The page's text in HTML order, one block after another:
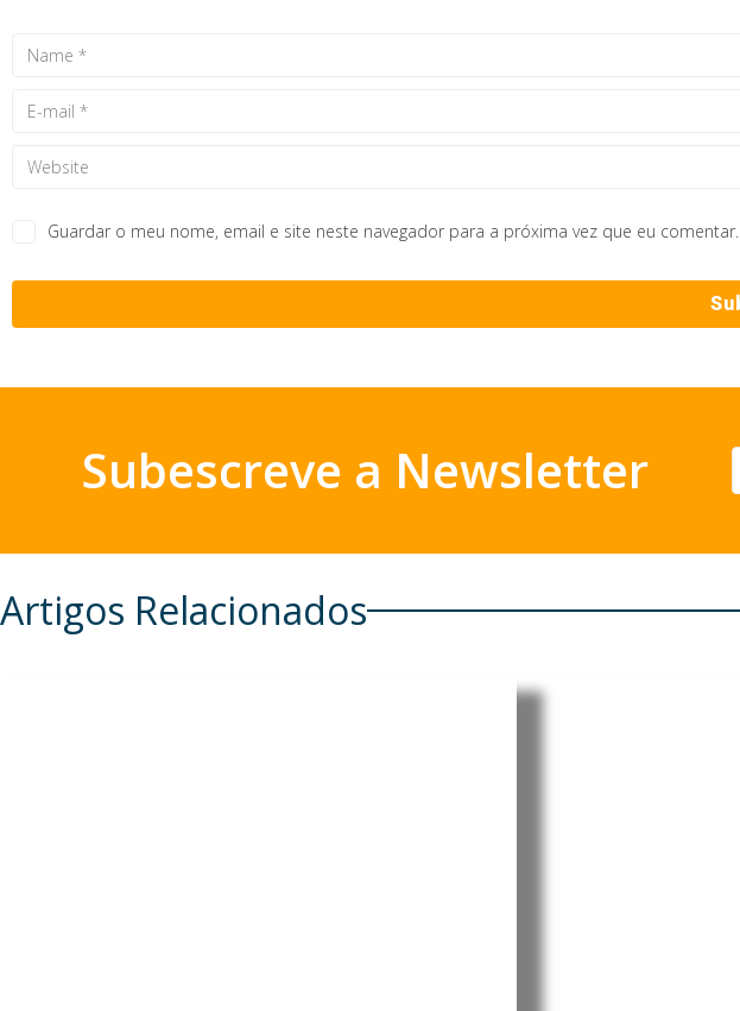
Guardar o meu nome, email e site neste navegador para a próxima vez que eu comentar.
Subescreve a Newsletter
Artigos Relacionados